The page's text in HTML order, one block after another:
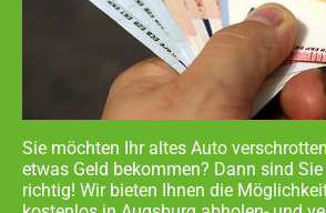
Sie möchten Ihr altes Auto
etwas Geld bekommen? Dann sind
richtig! Wir bieten Ihnen die